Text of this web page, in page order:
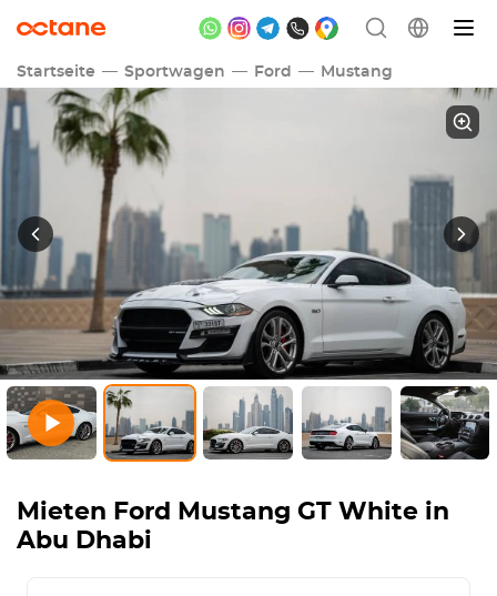
Startseite Sportwagen Ford Mustang
Mieten Ford Mustang GT White in
Abu Dhabi